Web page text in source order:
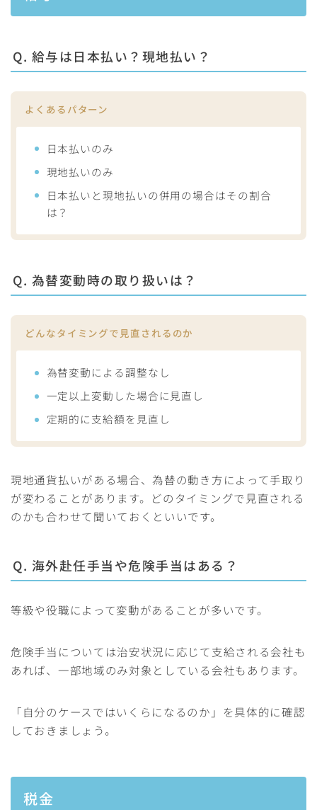
Q. 給与は日本払い？現地払い？
よくあるパターン
日本払いのみ
現地払いのみ
日本払いと現地払いの併用の場合はその割合
は？
Q. 為替変動時の取り扱いは？
どんなタイミングで見直されるのか
為替変動による調整なし
一定以上変動した場合に見直し
定期的に支給額を見直し
現地通貨払いがある場合、為替の動き方によって手取り
が変わることがあります。どのタイミングで見直される
のかも合わせて聞いておくといいです。
Q. 海外赴任手当や危険手当はある？
等級や役職によって変動があることが多いです。
危険手当については治安状況に応じて支給される会社も
あれば、一部地域のみ対象としている会社もあります。
「自分のケースではいくらになるのか」を具体的に確認
しておきましょう。
税金